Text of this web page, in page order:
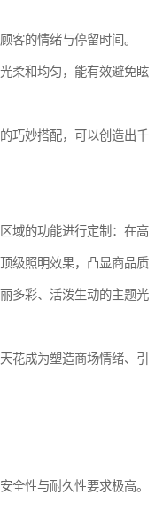
客的情绪与停留时间。
柔和均匀，能有效避免眩
巧妙搭配，可以创造出千
域的功能进行定制：在高
级照明效果，凸显商品质
多彩、活泼生动的主题光
花成为塑造商场情绪、引
全性与耐久性要求极高。